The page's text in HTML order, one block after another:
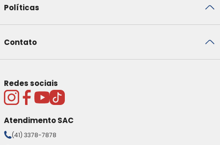
Políticas
Contato
Redes sociais
Atendimento SAC
(41) 3378-7878